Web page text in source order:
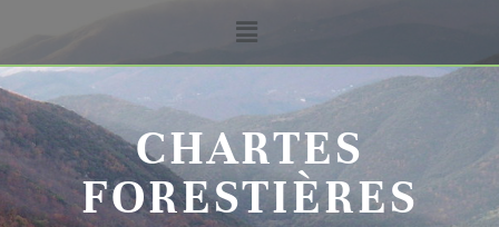
CHARTES
FORESTIÈRES